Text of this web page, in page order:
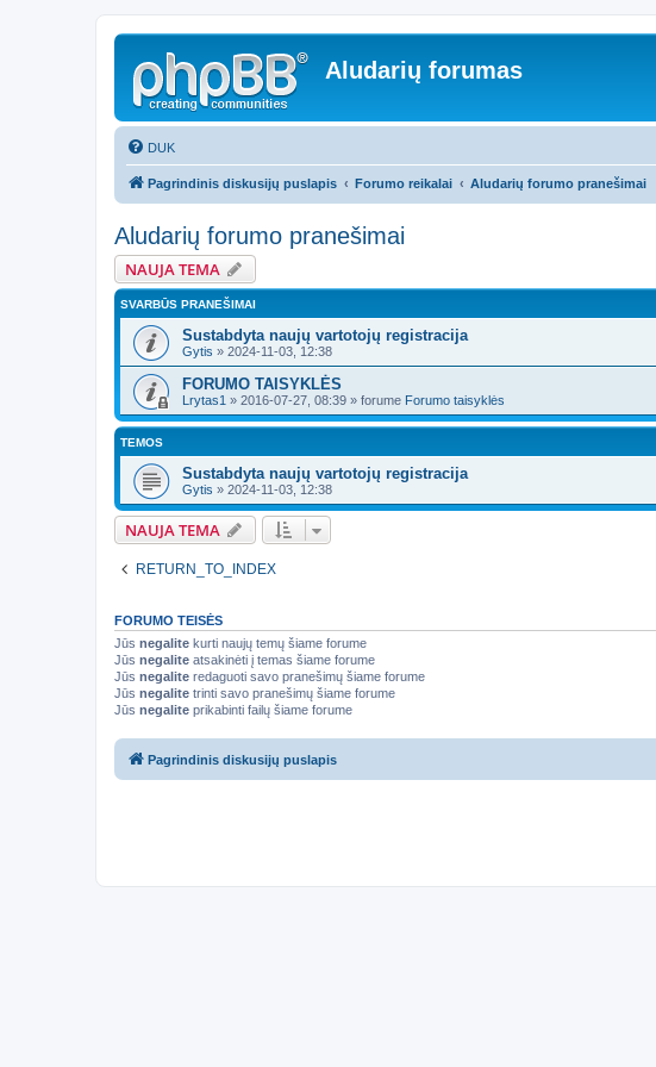
Aludarių forumas
DUK
Pagrindinis diskusijų puslapis Forumo reikalai Aludarių forumo pranešimai
Aludarių forumo pranešimai
NAUJA TEMA
SVARBŪS PRANEŠIMAI
Sustabdyta naujų vartotojų registracija
Gytis » 2024-11-03, 12:38
FORUMO TAISYKLĖS
Lrytas1 » 2016-07-27, 08:39 » forume Forumo taisyklės
TEMOS
Sustabdyta naujų vartotojų registracija
Gytis » 2024-11-03, 12:38
NAUJA TEMA
RETURN_TO_INDEX
FORUMO TEISĖS
Jūs negalite kurti naujų temų šiame forume
Jūs negalite atsakinėti į temas šiame forume
Jūs negalite redaguoti savo pranešimų šiame forume
Jūs negalite trinti savo pranešimų šiame forume
Jūs negalite prikabinti failų šiame forume
Pagrindinis diskusijų puslapis